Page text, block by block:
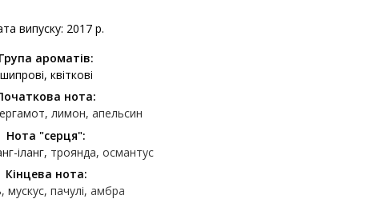
випуску: 2017 р.
Група ароматів:
шипрові квіткові
нота:
лимон апельсин
Нота "серця":
іланг троянда османтус
Кінцева нота:
мускус пачулі амбра